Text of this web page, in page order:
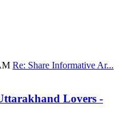
Re: Share Informative Ar...
Lovers -